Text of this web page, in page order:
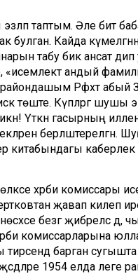
таптым. Әле бит
Кайда
табу бик ансат
«исемлектә андый
Рәфхәт абый
Күпләргә шушы
икән! Үткән гасырның
берләштерелгән.
китабындагы
хәрби комиссары
җавап килеп
безгә җибәрелсә дә,
комиссарларына
барган
1954 елда